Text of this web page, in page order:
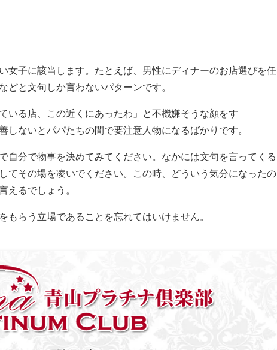
女子に該当します。たとえば、男性にディナーのお店選びを任
と文句しか言わないパターンです。
いる店、この近くにあったわ」と不機嫌そうな顔をす
ないとパパたちの間で要注意人物になるばかりです。
自分で物事を決めてみてください。なかには文句を言ってくる
てその場を凌いでください。この時、どういう気分になったの
るでしょう。
らう立場であることを忘れてはいけません。